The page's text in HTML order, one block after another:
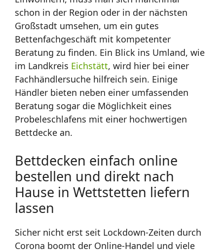
schon in der Region oder in der nächsten
Großstadt umsehen, um ein gutes
Bettenfachgeschäft mit kompetenter
Beratung zu finden. Ein Blick ins Umland, wie
im Landkreis Eichstätt, wird hier bei einer
Fachhändlersuche hilfreich sein. Einige
Händler bieten neben einer umfassenden
Beratung sogar die Möglichkeit eines
Probeleschlafens mit einer hochwertigen
Bettdecke an.
Bettdecken einfach online
bestellen und direkt nach
Hause in Wettstetten liefern
lassen
Sicher nicht erst seit Lockdown-Zeiten durch
Corona boomt der Online-Handel und viele